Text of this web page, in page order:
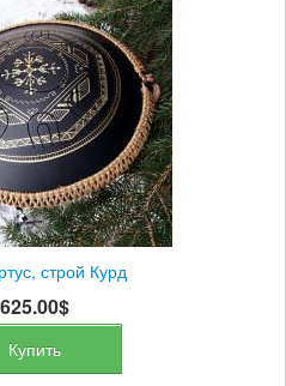
строй Курд
625.00$
Купить